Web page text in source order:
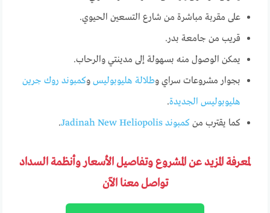
على مقربة مباشرة من شارع التسعين الحيوي.
قريب من جامعة بدر.
يمكن الوصول منه بسهولة إلى مدينتي والرحاب.
بجوار مشروعات سراي وطلالة هليوبوليس وكمبوند روك جرين
هليوبوليس الجديدة.
كما يقترب منكمبوند Jadinah New Heliopolis .
لمعرفة المزيد عن المشروع وتفاصيل الأسعار وأنظمة السداد
تواصل معنا الآن